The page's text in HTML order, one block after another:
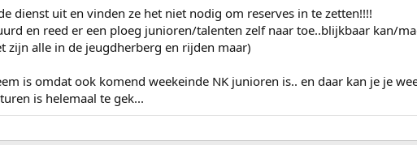
dienst uit en vinden ze het niet nodig om reserves in te zetten!!!!
en reed er een ploeg junioren/talenten zelf naar toe..blijkbaar kan/
zijn alle in de jeugdherberg en rijden maar)
is omdat ook komend weekeinde NK junioren is.. en daar kan je je
is helemaal te gek...